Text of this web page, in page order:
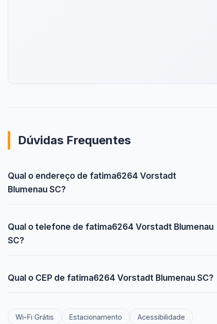
Dúvidas Frequentes
Qual o endereço de fatima6264 Vorstadt
Blumenau SC?
Qual o telefone de fatima6264 Vorstadt Blumenau
SC?
Qual o CEP de fatima6264 Vorstadt Blumenau SC?
Wi-Fi Grátis Estacionamento Acessibilidade